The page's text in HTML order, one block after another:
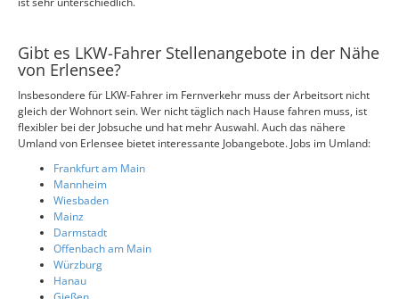
Gibt es LKW-Fahrer Stellenangebote in der Nähe
von Erlensee?
Insbesondere für LKW-Fahrer im Fernverkehr muss der Arbeitsort nicht
gleich der Wohnort sein. Wer nicht täglich nach Hause fahren muss, ist
flexibler bei der Jobsuche und hat mehr Auswahl. Auch das nähere
Umland von Erlensee bietet interessante Jobangebote. Jobs im Umland:
Frankfurt am Main
Mannheim
Wiesbaden
Mainz
Darmstadt
Offenbach am Main
Würzburg
Hanau